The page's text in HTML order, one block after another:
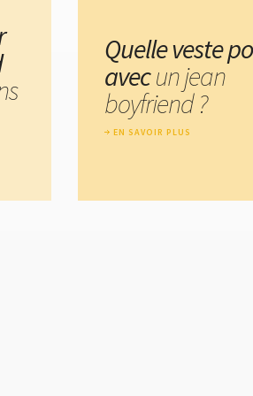
Quelle veste
avecun jean
boyfriend ?
EN SAVOIR PLUS